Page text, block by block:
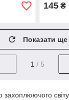
145 ₴
Показати ще
1 / 5
світу